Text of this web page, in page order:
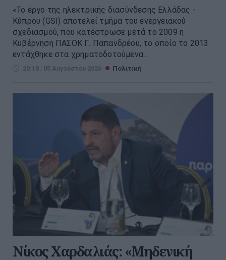
«Το έργο της ηλεκτρικής διασύνδεσης Ελλάδας -
Κύπρου (GSI) αποτελεί τμήμα του ενεργειακού
σχεδιασμού, που κατέστρωσε μετά το 2009 η
Κυβέρνηση ΠΑΣΟΚ Γ. Παπανδρέου, το οποίο το 2013
εντάχθηκε στα χρηματοδοτούμενα...
20:18 | 05 Αυγούστου 2026 Πολιτική
Νίκος Χαρδαλιάς: «Μηδενική